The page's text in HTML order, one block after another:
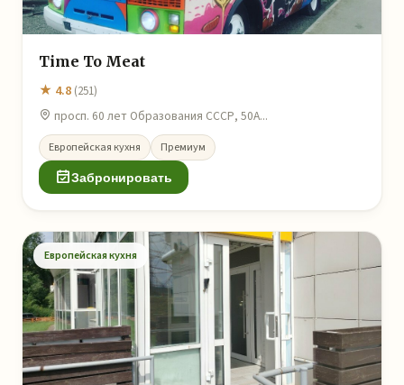
Time To Meat
★ 4.8 (251)
просп. 60 лет Образования СССР, 50А...
Европейская кухня Премиум
Забронировать
Европейская кухня